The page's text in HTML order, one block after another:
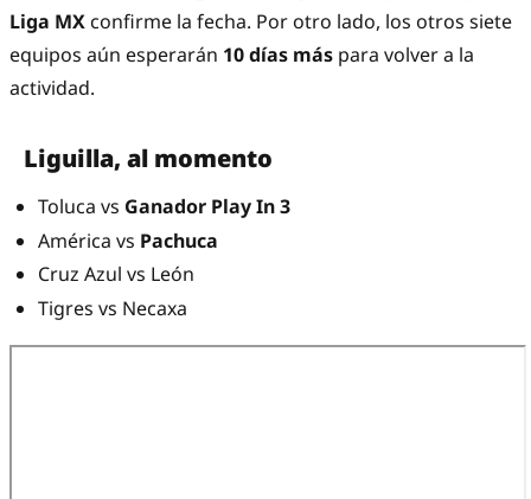
Liga MX confirme la fecha. Por otro lado, los otros siete
equipos aún esperarán 10 días más para volver a la
actividad.
Liguilla, al momento
Toluca vs Ganador Play In 3
América vs Pachuca
Cruz Azul vs León
Tigres vs Necaxa